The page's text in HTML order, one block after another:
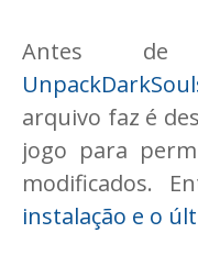
Antes
arquivo faz é
jogo para
modificados.
instalação e o